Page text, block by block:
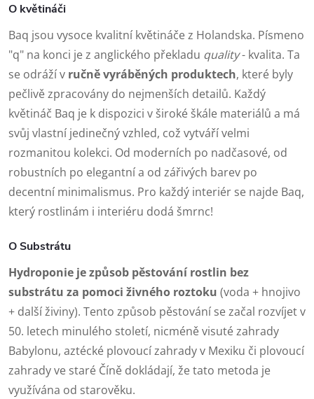
O květináči
Baq jsou vysoce kvalitní květináče z Holandska. Písmeno
"q" na konci je z anglického překladu quality- kvalita. Ta
se odráží v ručně vyráběných produktech, které byly
pečlivě zpracovány do nejmenších detailů. Každý
květináč Baq je k dispozici v široké škále materiálů a má
svůj vlastní jedinečný vzhled, což vytváří velmi
rozmanitou kolekci. Od moderních po nadčasové, od
robustních po elegantní a od zářivých barev po
decentní minimalismus. Pro každý interiér se najde Baq,
který rostlinám i interiéru dodá šmrnc!
O Substrátu
Hydroponie je způsob pěstování rostlin bez
substrátu za pomoci živného roztoku (voda + hnojivo
+ další živiny). Tento způsob pěstování se začal rozvíjet v
50. letech minulého století, nicméně visuté zahrady
Babylonu, aztécké plovoucí zahrady v Mexiku či plovoucí
zahrady ve staré Číně dokládají, že tato metoda je
využívána od starověku.